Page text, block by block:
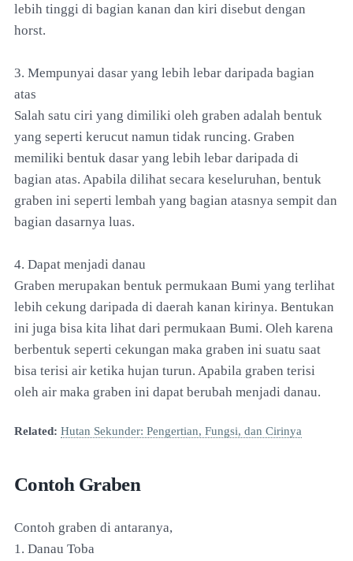
lebih tinggi di bagian kanan dan kiri disebut dengan
horst.
3. Mempunyai dasar yang lebih lebar daripada bagian
atas
Salah satu ciri yang dimiliki oleh graben adalah bentuk
yang seperti kerucut namun tidak runcing. Graben
memiliki bentuk dasar yang lebih lebar daripada di
bagian atas. Apabila dilihat secara keseluruhan, bentuk
graben ini seperti lembah yang bagian atasnya sempit dan
bagian dasarnya luas.
4. Dapat menjadi danau
Graben merupakan bentuk permukaan Bumi yang terlihat
lebih cekung daripada di daerah kanan kirinya. Bentukan
ini juga bisa kita lihat dari permukaan Bumi. Oleh karena
berbentuk seperti cekungan maka graben ini suatu saat
bisa terisi air ketika hujan turun. Apabila graben terisi
oleh air maka graben ini dapat berubah menjadi danau.
Related: Hutan Sekunder: Pengertian, Fungsi, dan Cirinya
Contoh Graben
Contoh graben di antaranya,
1. Danau Toba